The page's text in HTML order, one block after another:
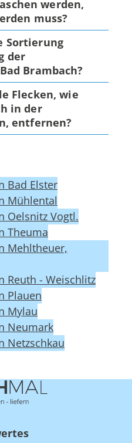
werden,
muss?
Sortierung
der
Brambach?
Flecken, wie
in der
entfernen?
Bad Elster
Mühlental
Oelsnitz Vogtl.
Theuma
Mehltheuer,
Reuth - Weischlitz
Plauen
Mylau
Neumark
Netzschkau